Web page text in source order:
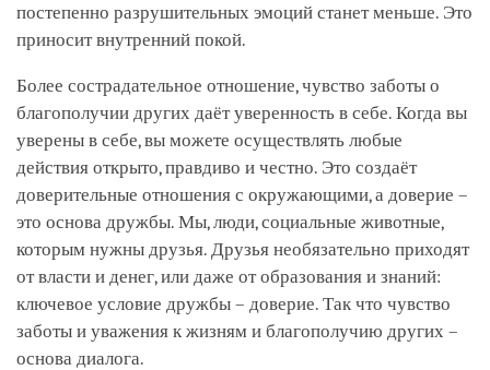
постепенно разрушительных эмоций станет меньше. Это
приносит внутренний покой.
Более сострадательное отношение, чувство заботы о
благополучии других даёт уверенность в себе. Когда вы
уверены в себе, вы можете осуществлять любые
действия открыто, правдиво и честно. Это создаёт
доверительные отношения с окружающими, а доверие –
это основа дружбы. Мы, люди, социальные животные,
которым нужны друзья. Друзья необязательно приходят
от власти и денег, или даже от образования и знаний:
ключевое условие дружбы – доверие. Так что чувство
заботы и уважения к жизням и благополучию других –
основа диалога.